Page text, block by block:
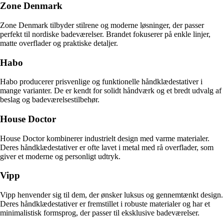
Zone Denmark
Zone Denmark tilbyder stilrene og moderne løsninger, der passer
perfekt til nordiske badeværelser. Brandet fokuserer på enkle linjer,
matte overflader og praktiske detaljer.
Habo
Habo producerer prisvenlige og funktionelle håndklædestativer i
mange varianter. De er kendt for solidt håndværk og et bredt udvalg af
beslag og badeværelsestilbehør.
House Doctor
House Doctor kombinerer industrielt design med varme materialer.
Deres håndklædestativer er ofte lavet i metal med rå overflader, som
giver et moderne og personligt udtryk.
Vipp
Vipp henvender sig til dem, der ønsker luksus og gennemtænkt design.
Deres håndklædestativer er fremstillet i robuste materialer og har et
minimalistisk formsprog, der passer til eksklusive badeværelser.